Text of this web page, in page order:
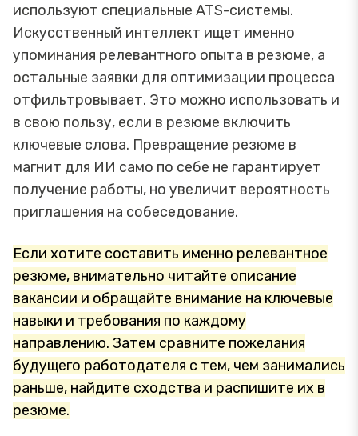
используют специальные ATS-системы.
Искусственный интеллект ищет именно
упоминания релевантного опыта в резюме, а
остальные заявки для оптимизации процесса
отфильтровывает. Это можно использовать и
в свою пользу, если в резюме включить
ключевые слова. Превращение резюме в
магнит для ИИ само по себе не гарантирует
получение работы, но увеличит вероятность
приглашения на собеседование.
Если хотите составить именно релевантное
резюме, внимательно читайте описание
вакансии и обращайте внимание на ключевые
навыки и требования по каждому
направлению. Затем сравните пожелания
будущего работодателя с тем, чем занимались
раньше, найдите сходства и распишите их в
резюме.